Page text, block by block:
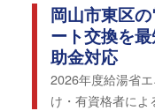
岡山市東区
ート交換を
助金対応
2026年度給湯省
け・有資格者によ